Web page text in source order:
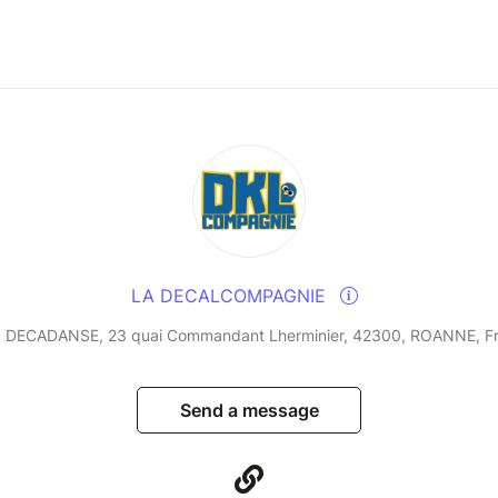
LA DECALCOMPAGNIE
DECADANSE, 23 quai Commandant Lherminier, 42300, ROANNE,
Send a message